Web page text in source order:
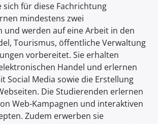
sich für diese Fachrichtung
mindestens zwei
und werden auf eine Arbeit in den
Tourismus, öffentliche Verwaltung
vorbereitet. Sie erhalten
Handel und erlernen
Social Media sowie die Erstellung
Die Studierenden erlernen
Web-Kampagnen und interaktiven
Zudem erwerben sie